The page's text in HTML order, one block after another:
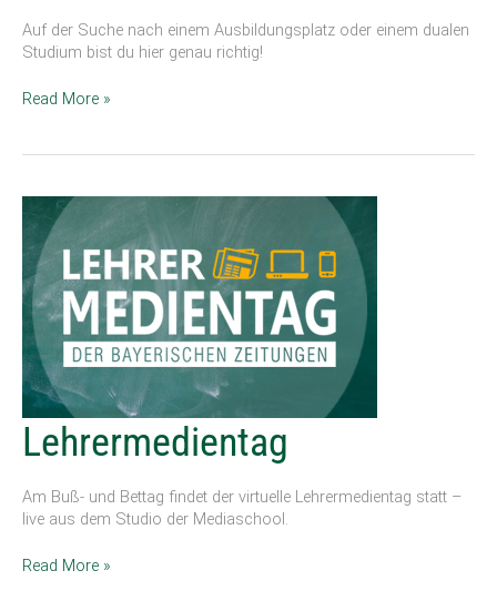
Auf der Suche nach einem Ausbildungsplatz oder einem dualen
Studium bist du hier genau richtig!
Read More »
Lehrermedientag
Am Buß- und Bettag findet der virtuelle Lehrermedientag statt –
live aus dem Studio der Mediaschool.
Lehrermedientag
Read More »